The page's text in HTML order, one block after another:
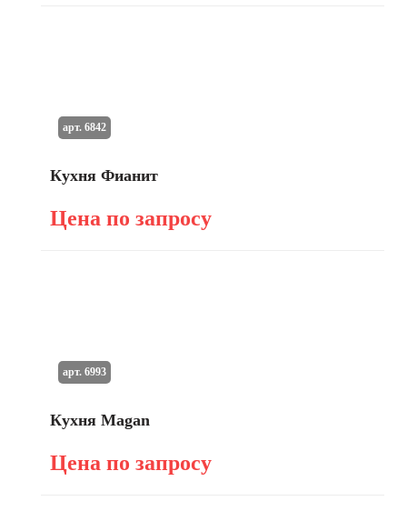
Кухня Фианит
Цена по запросу
арт. 6842
Кухня Magan
Цена по запросу
арт. 6993